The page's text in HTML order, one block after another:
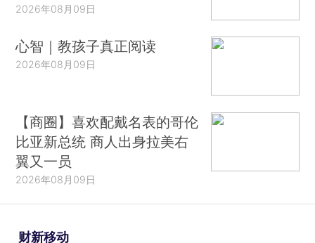
2026年08月09日
心智｜教孩子真正阅读
2026年08月09日
【商圈】喜欢配戴名表的哥伦
比亚新总统 商人出身拉美右
翼又一员
2026年08月09日
财新移动